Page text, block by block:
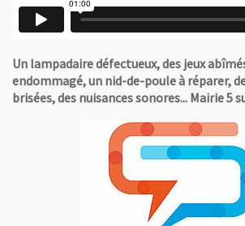
Un lampadaire défectueux, des jeux
endommagé, un nid-de-poule à réparer,
brisées, des nuisances sonores... Mairie 5